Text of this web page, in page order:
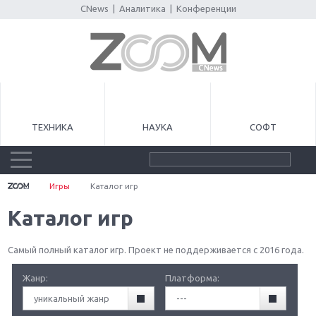
CNews Аналитика Конференции
ТЕХНИКА НАУКА СОФТ
Игры Каталог игр
Каталог игр
Самый полный каталог игр. Проект не поддерживается с 2016 года.
Жанр:
уникальный жанр
Платформа:
---